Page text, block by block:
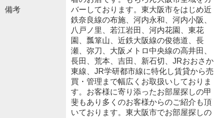
備考
バーしております。東大阪市をはじめ近
鉄奈良線の布施、河内永和、河内小阪、
八戸ノ里、若江岩田、河内花園、東花
園、瓢箪山、近鉄大阪線の俊徳道、長
瀬、弥刀、大阪メトロ中央線の高井田、
長田、荒本、吉田、新石切、JRおおさか
東線、JR学研都市線に特化し賃貸から売
買・管理まで幅広くお取扱いしておりま
す。お客様に寄り添ったお部屋探しの甲
斐もあり多くのお客様からのご紹介も頂
いております。東大阪市でお部屋探しの